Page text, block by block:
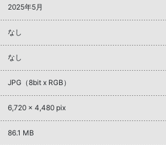
2025年5月
なし
なし
JPG（8bit x RGB）
6,720 x 4,480 pix
86.1 MB